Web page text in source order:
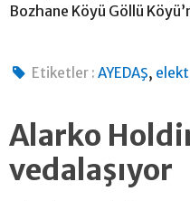
Bozhane Köyü Göllü
Etiketler : AYEDAŞ,
Alarko
vedalaşıyor